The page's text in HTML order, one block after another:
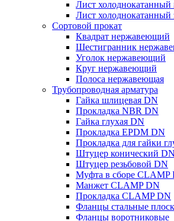
Лист холоднокатанный
Лист холоднокатанный
Сортовой прокат
Квадрат нержавеющий
Шестигранник
Уголок нержавеющий
Круг нержавеющий
Полоса нержавеющая
Трубопроводная арматура
Гайка шлицевая DN
Прокладка NBR DN
Гайка глухая DN
Прокладка EPDM DN
Прокладка для гайки
Штуцер конический DN
Штуцер резьбовой DN
Муфта в сборе CLAMP
Манжет CLAMP DN
Прокладка CLAMP DN
Фланцы стальные
Фланцы воротниковые